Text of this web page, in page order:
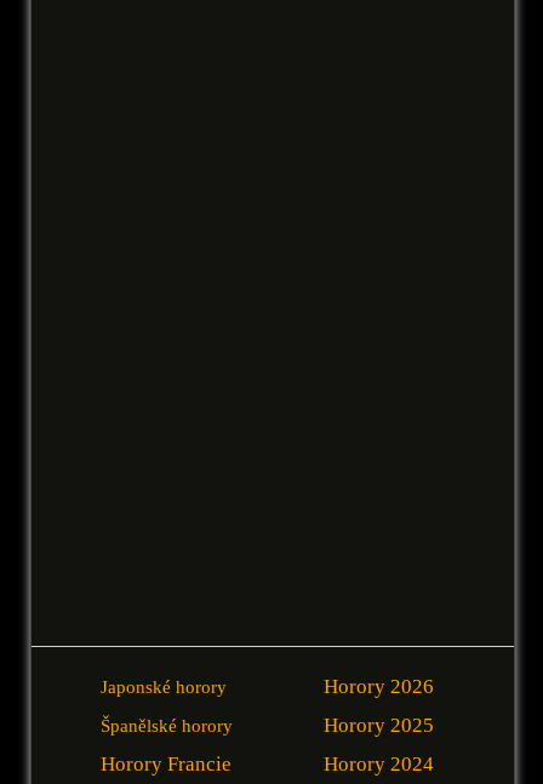
Japonské horory
Španělské horory
Horory Francie
Horory 2026
Horory 2025
Horory 2024